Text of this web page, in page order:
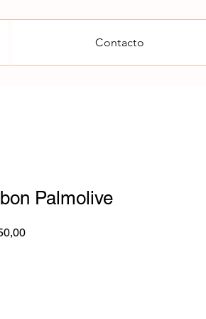
Contacto
Palmolive
Precio